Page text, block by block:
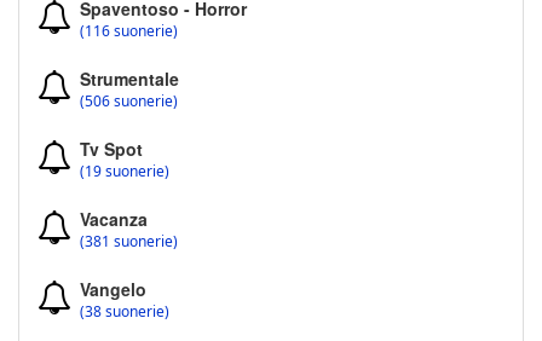
Spaventoso - Horror
(116 suonerie)
Strumentale
(506 suonerie)
Tv Spot
(19 suonerie)
Vacanza
(381 suonerie)
Vangelo
(38 suonerie)